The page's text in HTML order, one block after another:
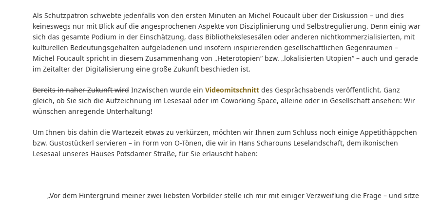
Als Schutzpatron schwebte jedenfalls von den ersten Minuten an Michel Foucault über der Diskussion – und dies
keineswegs nur mit Blick auf die angesprochenen Aspekte von Disziplinierung und Selbstregulierung. Denn einig war
sich das gesamte Podium in der Einschätzung, dass Bibliothekslesesälen oder anderen nichtkommerzialisierten, mit
kulturellen Bedeutungsgehalten aufgeladenen und insofern inspirierenden gesellschaftlichen Gegenräumen –
Michel Foucault spricht in diesem Zusammenhang von „Heterotopien“ bzw. „lokalisierten Utopien“ – auch und gerade
im Zeitalter der Digitalisierung eine große Zukunft beschieden ist.
Bereits in naher Zukunft wird Inzwischen wurde ein Videomitschnitt des Gesprächsabends veröffentlicht. Ganz
gleich, ob Sie sich die Aufzeichnung im Lesesaal oder im Coworking Space, alleine oder in Gesellschaft ansehen: Wir
wünschen anregende Unterhaltung!
Um Ihnen bis dahin die Wartezeit etwas zu verkürzen, möchten wir Ihnen zum Schluss noch einige Ap­pe­tit­häp­pchen
bzw. Gus­to­stü­ckerl servieren – in Form von O-Tönen, die wir in Hans Scharouns Leselandschaft, dem ikonischen
Lesesaal unseres Hauses Potsdamer Straße, für Sie erlauscht haben:
„Vor dem Hintergrund meiner zwei liebsten Vorbilder stelle ich mir mit einiger Verzweiflung die Frage – und sitze